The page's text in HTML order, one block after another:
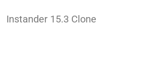
Instander 15.3 Clone